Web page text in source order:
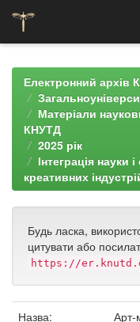
navigationЕлектронний архів
Матеріали
КНУТД
2025 рік
Інтеграція науки
креативних
Будь ласка,
цитувати або
https://
Назва:
Арт-